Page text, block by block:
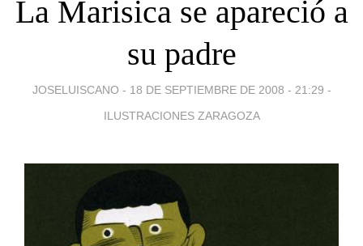
La Marisica se apareció a
su padre
JOSELUISCANO - 18 DE SEPTIEMBRE DE 2008 - 21:29 -
ILUSTRACIONES ZARAGOZA